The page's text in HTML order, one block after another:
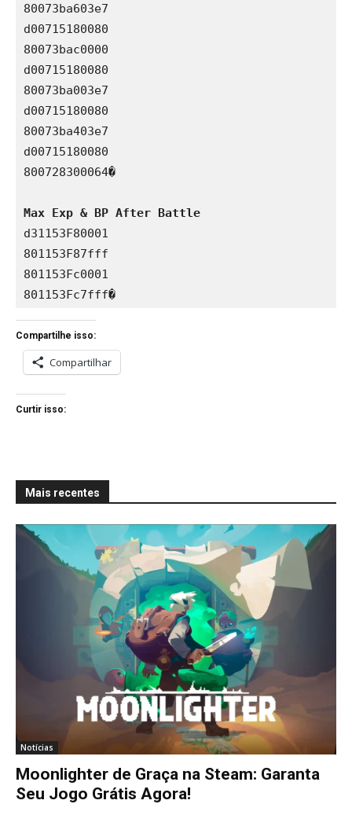
80073ba603e7
d00715180080
80073bac0000
d00715180080
80073ba003e7
d00715180080
80073ba403e7
d00715180080
800728300064�
Max Exp & BP After Battle
d31153F80001
801153F87fff
801153Fc0001
801153Fc7fff�
Compartilhe isso:
Compartilhar
Curtir isso:
Mais recentes
Notícias
Moonlighter de Graça na Steam: Garanta
Seu Jogo Grátis Agora!